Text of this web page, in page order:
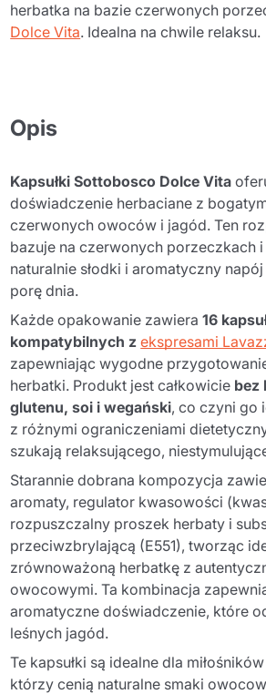
herbatka na bazie czerwonych
Dolce Vita. Idealna na chwile relaksu.
Opis
Kapsułki Sottobosco Dolce Vita
doświadczenie herbaciane z
czerwonych owoców i jagód. Ten
bazuje na czerwonych porzeczkach
naturalnie słodki i aromatyczny
porę dnia.
Każde opakowanie zawiera16
kompatybilnych zekspresami
zapewniając wygodne
herbatki. Produkt jest całkowicie bez
glutenu, soi i wegański, co czyni go
z różnymi ograniczeniami
szukają relaksującego,
Starannie dobrana kompozycja
aromaty, regulator kwasowości
rozpuszczalny proszek herbaty i
przeciwzbrylającą (E551), tworząc
zrównoważoną herbatkę z
owocowymi. Ta kombinacja
aromatyczne doświadczenie, które
leśnych jagód.
Te kapsułki są idealne dla
którzy cenią naturalne smaki